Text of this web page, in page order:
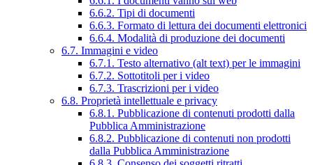
6.6.2. Tipi di documenti
6.6.3. Formato di lettura dei documenti elettronici
6.6.4. Modalità di produzione dei documenti
6.7. Immagini e video
6.7.1. Testo alternativo (alt text) per le immagini
6.7.2. Sottotitoli per i video
6.7.3. Trascrizioni per i video
6.8. Proprietà intellettuale e privacy
6.8.1. Pubblicazione di contenuti prodotti dalla
Pubblica Amministrazione
6.8.2. Pubblicazione di contenuti non prodotti
dalla Pubblica Amministrazione